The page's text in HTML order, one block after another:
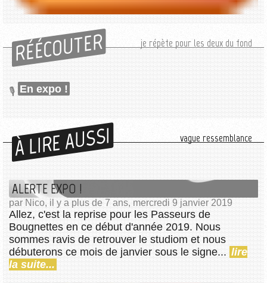
RÉÉCOUTER je répète pour les deux du fond
En expo !
À LIRE AUSSI vague ressemblance
ALERTE EXPO !
par Nico, il y a plus de 7 ans, mercredi 9 janvier 2019
Allez, c'est la reprise pour les Passeurs de
Bougnettes en ce début d'année 2019. Nous
sommes ravis de retrouver le studiom et nous
débuterons ce mois de janvier sous le signe... lire
la suite...